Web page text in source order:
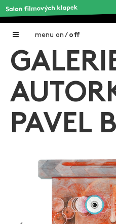
menu on / off
Home
Galerie filmových klapek
Autoři filmových klapek
Aktuální výstavy
Aukce filmových klapek
Aktuality
PAVEL